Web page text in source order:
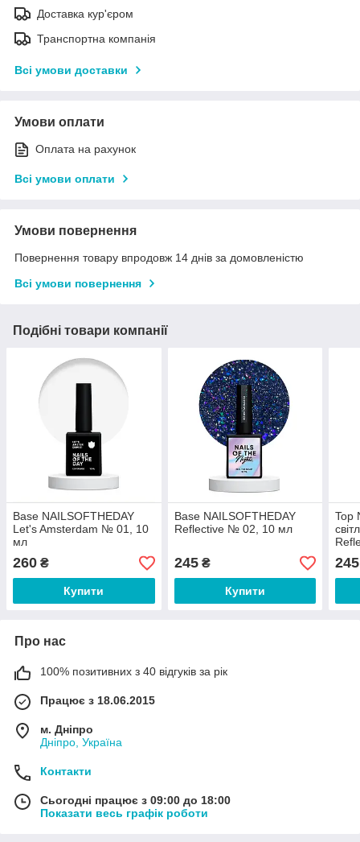
Доставка кур'єром
Транспортна компанія
Всі умови доставки
Умови оплати
Оплата на рахунок
Всі умови оплати
Умови повернення
Повернення товару впродовж 14 днів за домовленістю
Всі умови повернення
Подібні товари компанії
Base NAILSOFTHEDAY
Let's Amsterdam № 01, 10
мл
260 ₴
Купити
Base NAILSOFTHEDAY
Reflective № 02, 10 мл
245₴
Купити
Top
мл
245
Про нас
100% позитивних з 40 відгуків за рік
Працює з 18.06.2015
м. Дніпро
Дніпро, Україна
Контакти
Сьогодні працює з 09:00 до 18:00
Показати весь графік роботи